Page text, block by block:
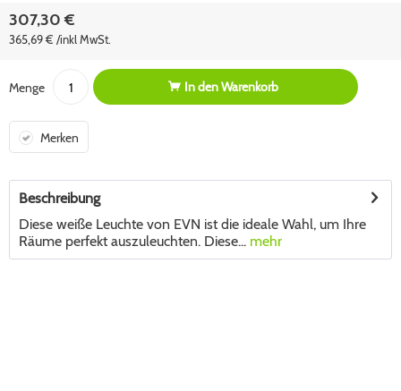
307,30 €
365,69 € /inkl MwSt.
Menge In denWarenkorb
Merken
Beschreibung
Diese weiße Leuchte von EVN ist die ideale Wahl, um Ihre
Räume perfekt auszuleuchten. Diese... mehr